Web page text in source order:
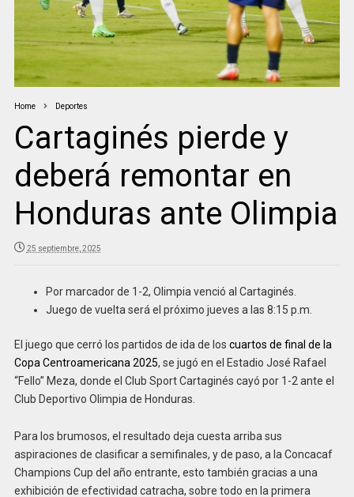
Home Deportes
Cartaginés pierde y
deberá remontar en
Honduras ante Olimpia
25 septiembre, 2025
Por marcador de 1-2, Olimpia venció al Cartaginés.
Juego de vuelta será el próximo jueves a las 8:15 p.m.
El juego que cerró los partidos de ida de los cuartos de final de la
Copa Centroamericana 2025, se jugó en el Estadio José Rafael
“Fello” Meza, donde el Club Sport Cartaginés cayó por 1-2 ante el
Club Deportivo Olimpia de Honduras.
Para los brumosos, el resultado deja cuesta arriba sus
aspiraciones de clasificar a semifinales, y de paso, a la Concacaf
Champions Cup del año entrante, esto también gracias a una
exhibición de efectividad catracha, sobre todo en la primera